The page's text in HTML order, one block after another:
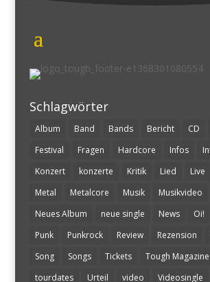
Schlagwörter
Album Band Bands Bericht CD
Festival
Fragen Hardcore Infos
Konzert
konzerte Kritik Lied Live
Metal
Metalcore Musik Musikvideo
Neues Album
neue single News Oi!
Punk
Punkrock Review Rezension
Song
Songs Tickets Tough Magazine
tourdates
Urteil video Videosingle